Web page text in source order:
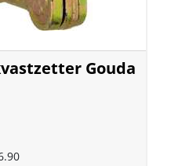
Gouda